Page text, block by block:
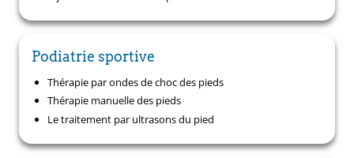
Podiatrie sportive
Thérapie par ondes de choc des pieds
Thérapie manuelle des pieds
Le traitement par ultrasons du pied